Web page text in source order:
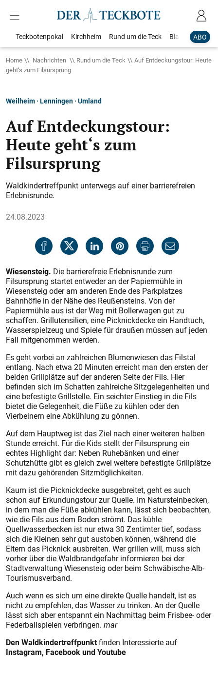
ABO
Teckbotenpokal Kirchheim Rund um die Teck Blaulicht
Home Nachrichten Rund um die Teck
Auf Entdeckungstour: Heute
geht‘s zum Filsursprung
Weilheim · Lenningen · Umland
Auf Entdeckungstour:
Heute geht‘s zum
Filsursprung
Waldkindertreffpunkt unterwegs auf einer barrierefreien
Erlebnisrunde.
24.08.2023
Wiesensteig. Die barrierefreie Erlebnisrunde zum
Filsursprung startet entweder an der Papiermühle in
Wiesensteig oder am anderen Ende des Parkplatzes
Bahnhöfle in der Nähe des Reußensteins. Von der
Papiermühle aus ist der Weg mit Bollerwagen gut zu
schaffen. Grillutensilien, eine Picknickdecke ein Handtuch,
Wasserspielzeug und Spiele für draußen müssen auf jeden
Fall mitgenommen werden.
Es geht vorbei an zahlreichen Blumenwiesen das Filstal
entlang. Nach etwa 20 Minuten erreicht man den ersten der
beiden Grillplätze auf der anderen Seite der Fils. Hier
befinden sich im Schatten zahlreiche Sitzgelegenheiten und
eine befestigte Grillstelle. Ein seichter Einstieg in die Fils
bietet die Gelegenheit, die Füße zu kühlen oder den
Vierbeinern eine Abkühlung zu gönnen.
Auf dem Hauptweg ist das Ziel nach einer weiteren halben
Stunde erreicht. Für die Kids stellt der Filsursprung ein
echtes Highlight dar: Neben Ruhebänken und einer
Schutzhütte gibt es gleich zwei weitere befestigte Grillplätze
mit dazu gehörenden Sitzmöglichkeiten.
Kaum ist die Picknickdecke ausgebreitet, geht es auch
schon auf Erkundungstour zur Quelle. Im Natursteinbecken,
in dem man die Füße abkühlen kann, lässt sich beobachten,
wie die Fils aus dem Boden strömt. Das kühle
Quellwasserbecken ist nur etwa 30 Zentimter tief, sodass
sich die Kleinen sehr gut austoben können, während die
Eltern das Picknick ausbreiten. Wer grillen will, muss sich
vorher über die Waldbrandgefahr informieren bei der
Stadtverwaltung Wiesensteig oder beim Schwäbische-Alb-
Tourismusverband.
Auch wenn es sich um eine direkte Quelle handelt, ist es
nicht zu empfehlen, das Wasser zu trinken. An der Quelle
lässt sich aber entspannt ein Nachmittag beim Frisbee- oder
Federballspielen verbringen. mar
Den Waldkindertreffpunktfinden Interessierte auf
Instagram, Facebook und Youtube